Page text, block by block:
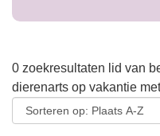
0 zoekresultaten lid van
dierenarts op vakantie